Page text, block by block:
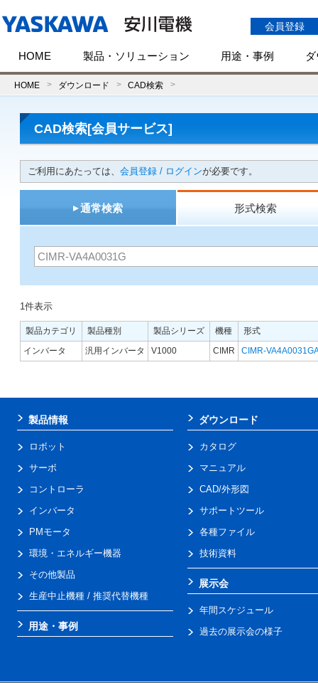
会員登録
HOME 製品・ソリューション 用途・事例
HOME ダウンロード CAD検索
CAD検索[会員サービス]
ご利用にあたっては、 会員登録 / ログインが必要です。
通常検索 形式検索
1件表示
製品カテゴリ 製品種別 製品シリーズ 機種
形式
インバータ
汎用インバータ V1000 CIMR CIMR-
製品情報
ロボット
サーボ
コントローラ
インバータ
PMモータ
環境・エネルギー機器
その他製品
生産中止機種 / 推奨代替機種
用途・事例
ダウンロード
カタログ
マニュアル
CAD/外形図
サポートツール
各種ファイル
技術資料
展示会
年間スケジュール
過去の展示会の様子